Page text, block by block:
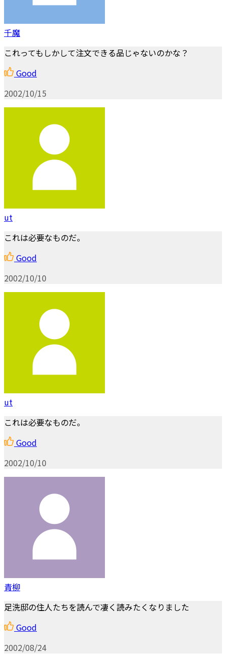
千魔
これってもしかして注文できる品じゃないのかな？
Good
2002/10/15
ut
これは必要なものだ。
Good
2002/10/10
ut
これは必要なものだ。
Good
2002/10/10
青柳
足洗邸の住人たちを読んで凄く読みたくなりました
Good
2002/08/24